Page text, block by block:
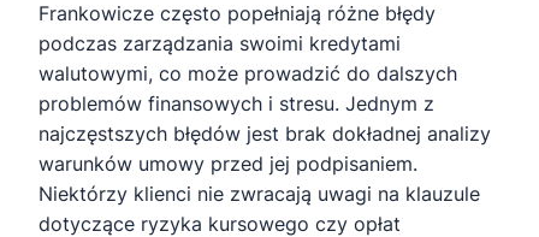
Frankowicze często popełniają różne błędy
podczas zarządzania swoimi kredytami
walutowymi, co może prowadzić do dalszych
problemów finansowych i stresu. Jednym z
najczęstszych błędów jest brak dokładnej analizy
warunków umowy przed jej podpisaniem.
Niektórzy klienci nie zwracają uwagi na klauzule
dotyczące ryzyka kursowego czy opłat